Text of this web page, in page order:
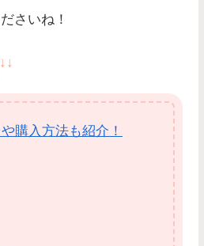
さいね！
購入方法も紹介！